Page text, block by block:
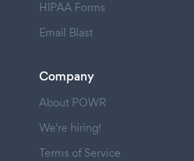
HIPAA Forms
Email Blast
Company
About POWR
We're hiring!
Terms of Service